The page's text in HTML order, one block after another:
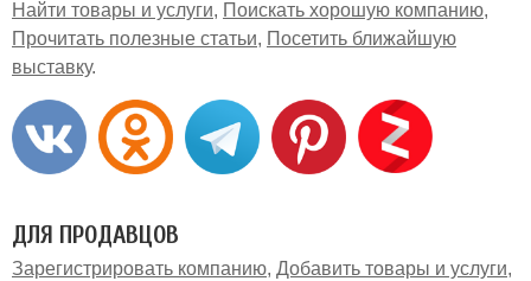
Найти товары и услуги
Поискать хорошую компанию
Прочитать полезные статьи
Посетить ближайшую
выставку
ДЛЯ ПРОДАВЦОВ
Зарегистрировать компанию Добавить товары и услуги